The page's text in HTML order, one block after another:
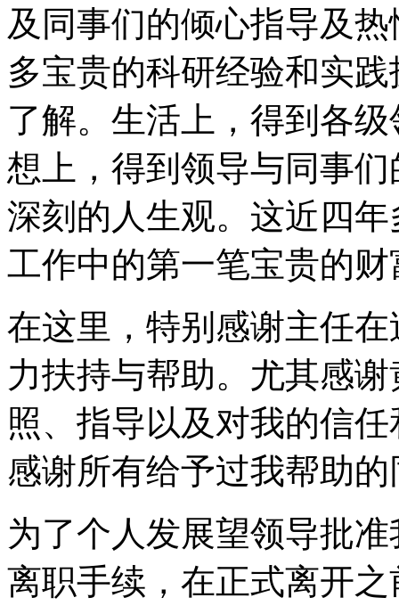
及同事们的倾心指导及
多宝贵的科研经验和实
了解。生活上，得到各
想上，得到领导与同事
深刻的人生观。这近四
工作中的第一笔宝贵的财
在这里，特别感谢主任
力扶持与帮助。尤其感
照、指导以及对我的信
感谢所有给予过我帮助
为了个人发展望领导批
离职手续，在正式离开